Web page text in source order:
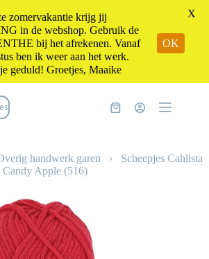
Winkelwagen
handwerk garen › Scheepjes Cahlista
Candy Apple (516)
zomervakantie krijg jij
in de webshop. Gebruik de
bij het afrekenen. Vanaf
ben ik weer aan het werk.
geduld! Groetjes, Maaike
OK
X